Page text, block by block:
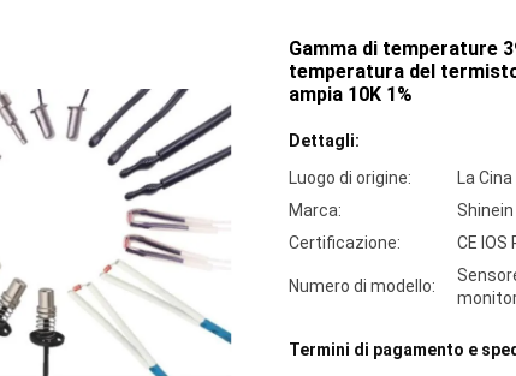
Gamma di temperature
temperatura del
ampia 10K 1%
Dettagli:
Luogo di origine:
La Cina
Marca:
Shinein
Certificazione:
CE IOS
Numero di modello:
Termini di pagamento e